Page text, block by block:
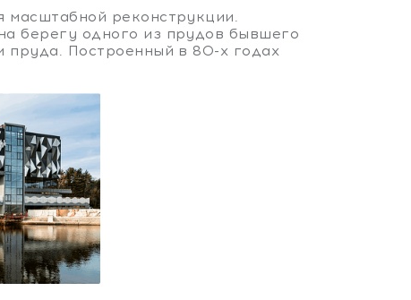
масштабной реконструкции.
берегу одного из прудов бывшего
Построенный в 80-х годах